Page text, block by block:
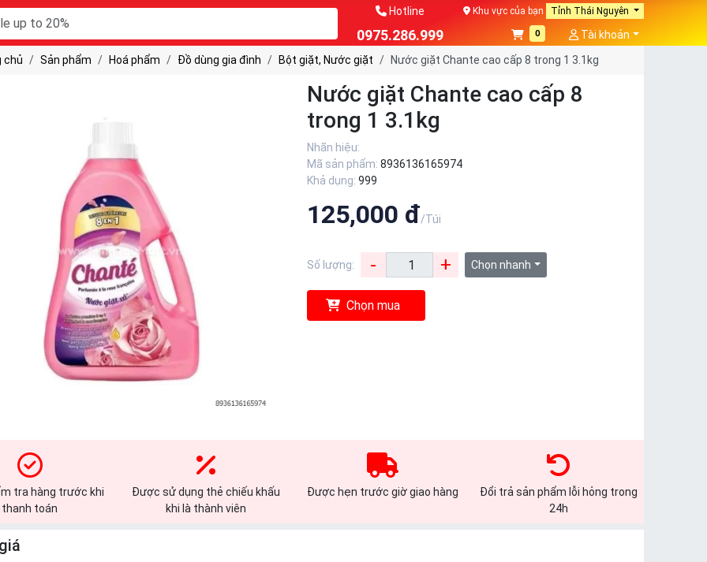
Hotline
0975.286.999
Khu vực của bạn Tỉnh Thái Nguyên
0 Tài khoản
chủ Sản phẩm Hoá phẩm Đồ dùng gia đình Bột giặt, Nước giặt Nước giặt Chante cao cấp 8 trong 1 3.1kg
Nước giặt Chante cao cấp 8
trong 1 3.1kg
Nhãn hiệu:
Mã sản phẩm: 8936136165974
Khả dụng: 999
125,000 đ/Túi
Số lượng: - + Chọn nhanh
Chọn mua
tra hàng trước khi
thanh toán
Được sử dụng thẻ chiếu khấu
khi là thành viên
Được hẹn trước giờ giao hàng
Đổi trả sản phẩm lỗi hỏng trong
24h